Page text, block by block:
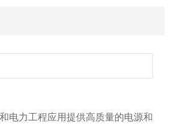
电力工程应用提供高质量的电源和